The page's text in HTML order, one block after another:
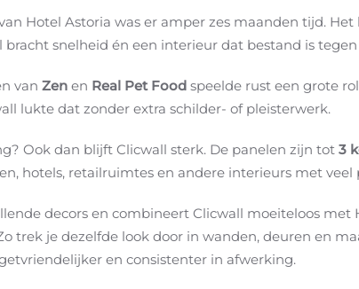
Hotel Astoria was er amper zes maanden tijd.
bracht snelheid én een interieur dat bestand is
van Zen en Real Pet Food speelde rust een grote
lukte dat zonder extra schilder- of pleisterwerk.
Ook dan blijft Clicwall sterk. De panelen zijn tot 3
hotels, retailruimtes en andere interieurs met veel
decors en combineert Clicwall moeiteloos
trek je dezelfde look door in wanden, deuren en
en consistenter in afwerking.